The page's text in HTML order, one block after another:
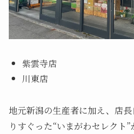
紫雲寺店
川東店
地元新潟の生産者に加え、店
りすぐった“いまがわセレクト